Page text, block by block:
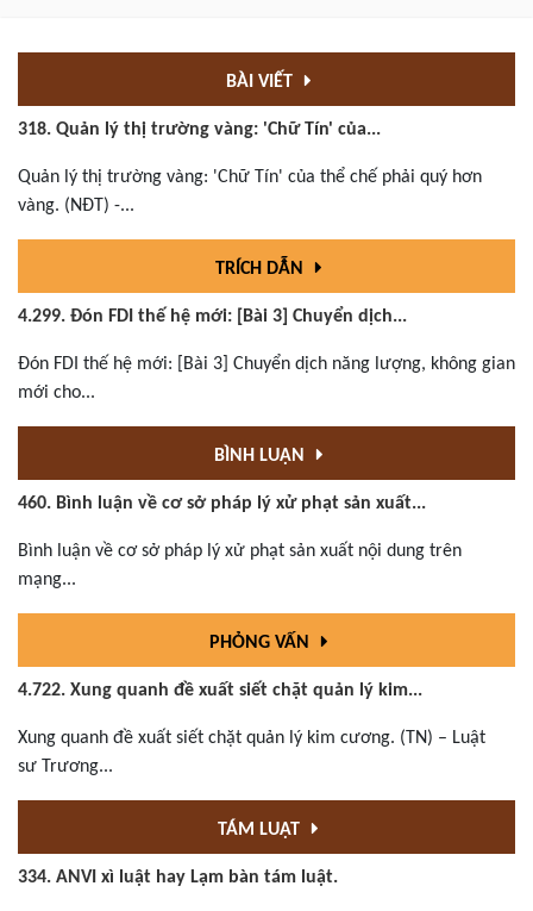
BÀI VIẾT
318. Quản lý thị trường vàng: 'Chữ Tín' của...
Quản lý thị trường vàng: 'Chữ Tín' của thể chế phải quý hơn
vàng. (NĐT) -...
TRÍCH DẪN
4.299. Đón FDI thế hệ mới: [Bài 3] Chuyển dịch...
Đón FDI thế hệ mới: [Bài 3] Chuyển dịch năng lượng, không gian
mới cho...
BÌNH LUẬN
460. Bình luận về cơ sở pháp lý xử phạt sản xuất...
Bình luận về cơ sở pháp lý xử phạt sản xuất nội dung trên
mạng...
PHỎNG VẤN
4.722. Xung quanh đề xuất siết chặt quản lý kim...
Xung quanh đề xuất siết chặt quản lý kim cương. (TN) – Luật
sư Trương...
TÁM LUẬT
334. ANVI xì luật hay Lạm bàn tám luật.